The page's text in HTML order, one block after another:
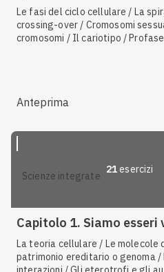
Le fasi del ciclo cellulare / La
crossing-over / Cromosomi
cromosomi / Il cariotipo /
Anteprima
scienze integrate
21 esercizi
Capitolo 1. Siamo esseri
La teoria cellulare / Le molecole
patrimonio ereditario o genoma